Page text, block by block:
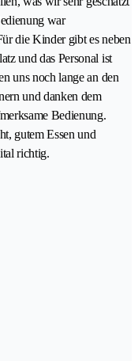
war
die Kinder gibt es neben
und das Personal ist
uns noch lange an den
und danken dem
Bedienung.
gutem Essen und
richtig.